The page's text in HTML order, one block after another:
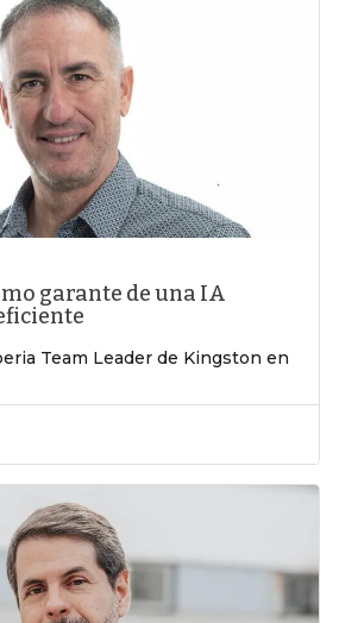
garante de una IA
Team Leader de Kingston en